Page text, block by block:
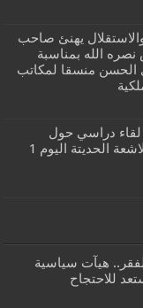
يهنئ صاحب
الله بمناسبة
الحسن منسقا لمكاتب
لقاء دراسي حول
مستجدات علاج السرطان بالاشعة الحديتة اليوم 1
هيآت سياسية
للاحتجاح